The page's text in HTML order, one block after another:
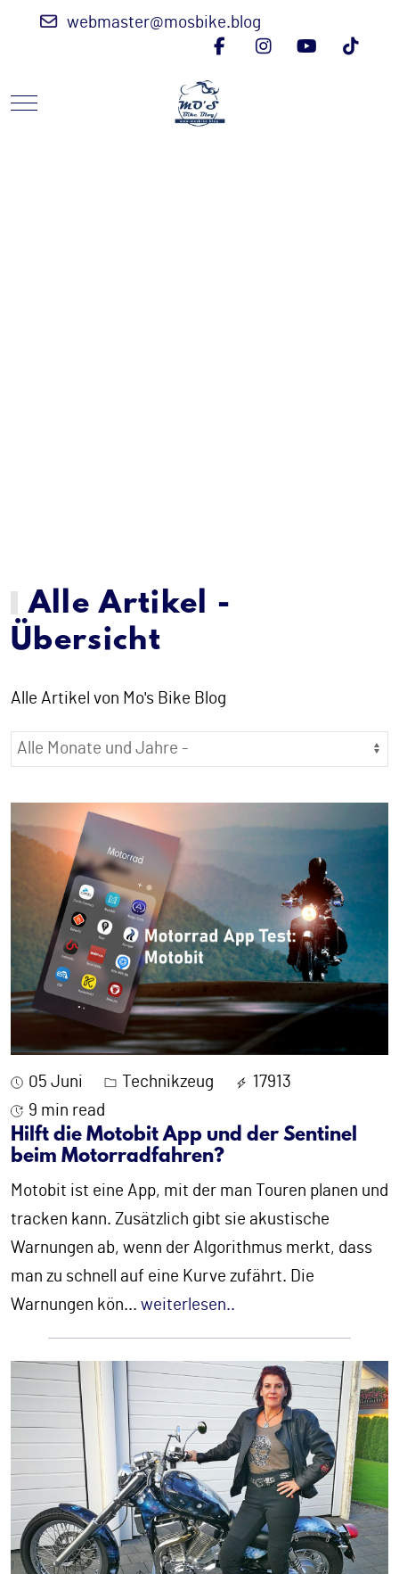
webmaster@mosbike.blog
Mobile Menu Toggle
Alle Artikel -
Übersicht
Alle Artikel von Mo's Bike Blog
05 Juni Technikzeug
17913
9 min read
Hilft die Motobit App und der Sentinel
beim Motorradfahren?
Motobit ist eine App, mit der man Touren planen und
tracken kann. Zusätzlich gibt sie akustische
Warnungen ab, wenn der Algorithmus merkt, dass
man zu schnell auf eine Kurve zufährt. Die
Warnungen kön... weiterlesen..